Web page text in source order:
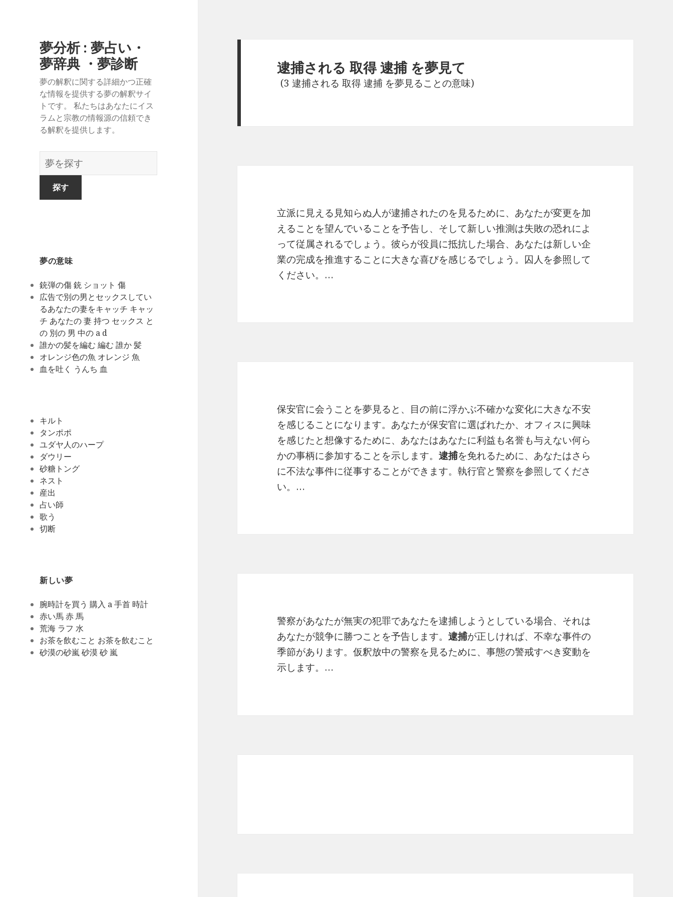
夢分析 : 夢占い・
夢辞典 ・夢診断
夢の解釈に関する詳細かつ正確
な情報を提供する夢の解釈サイ
トです。 私たちはあなたにイス
ラムと宗教の情報源の信頼でき
る解釈を提供します。
夢
の
夢の意味
銃弾の傷 銃 ショット 傷
広告で別の男とセックスしてい
るあなたの妻をキャッチ キャッ
チ あなたの 妻 持つ セックス と
の 別の 男 中の a d
誰かの髪を編む 編む 誰か 髪
オレンジ色の魚 オレンジ 魚
血を吐く うんち 血
キルト
タンポポ
ユダヤ人のハープ
ダウリー
砂糖トング
ネスト
産出
占い師
歌う
切断
新しい夢
腕時計を買う 購入 a 手首 時計
赤い馬 赤 馬
荒海 ラフ 水
お茶を飲むこと お茶を飲むこと
砂漠の砂嵐 砂漠 砂 嵐
逮捕される 取得 逮捕 を夢見て
(3 逮捕される 取得 逮捕 を夢見ることの意味)
立派に見える見知らぬ人が逮捕されたのを見るために、あなたが変更を加
えることを望んでいることを予告し、そして新しい推測は失敗の恐れによ
って従属されるでしょう。彼らが役員に抵抗した場合、あなたは新しい企
業の完成を推進することに大きな喜びを感じるでしょう。囚人を参照して
ください。…
保安官に会うことを夢見ると、目の前に浮かぶ不確かな変化に大きな不安
を感じることになります。あなたが保安官に選ばれたか、オフィスに興味
を感じたと想像するために、あなたはあなたに利益も名誉も与えない何ら
かの事柄に参加することを示します。逮捕を免れるために、あなたはさら
に不法な事件に従事することができます。執行官と警察を参照してくださ
い。…
警察があなたが無実の犯罪であなたを逮捕しようとしている場合、それは
あなたが競争に勝つことを予告します。逮捕が正しければ、不幸な事件の
季節があります。仮釈放中の警察を見るために、事態の警戒すべき変動を
示します。…